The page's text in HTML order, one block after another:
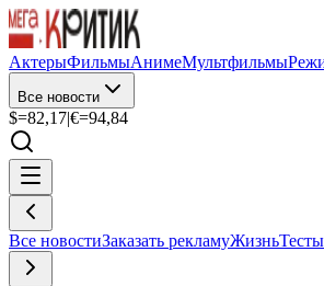
АктерыФильмыАнимеМультфильмы
Все новости
$=82,17|€=94,84
Все новостиЗаказать рекламуЖизньТесты